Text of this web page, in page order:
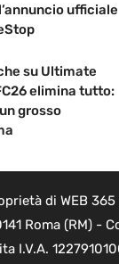
ufficiale
su Ultimate
elimina tutto:
grosso
di WEB 365
Roma (RM) -
I.V.A.